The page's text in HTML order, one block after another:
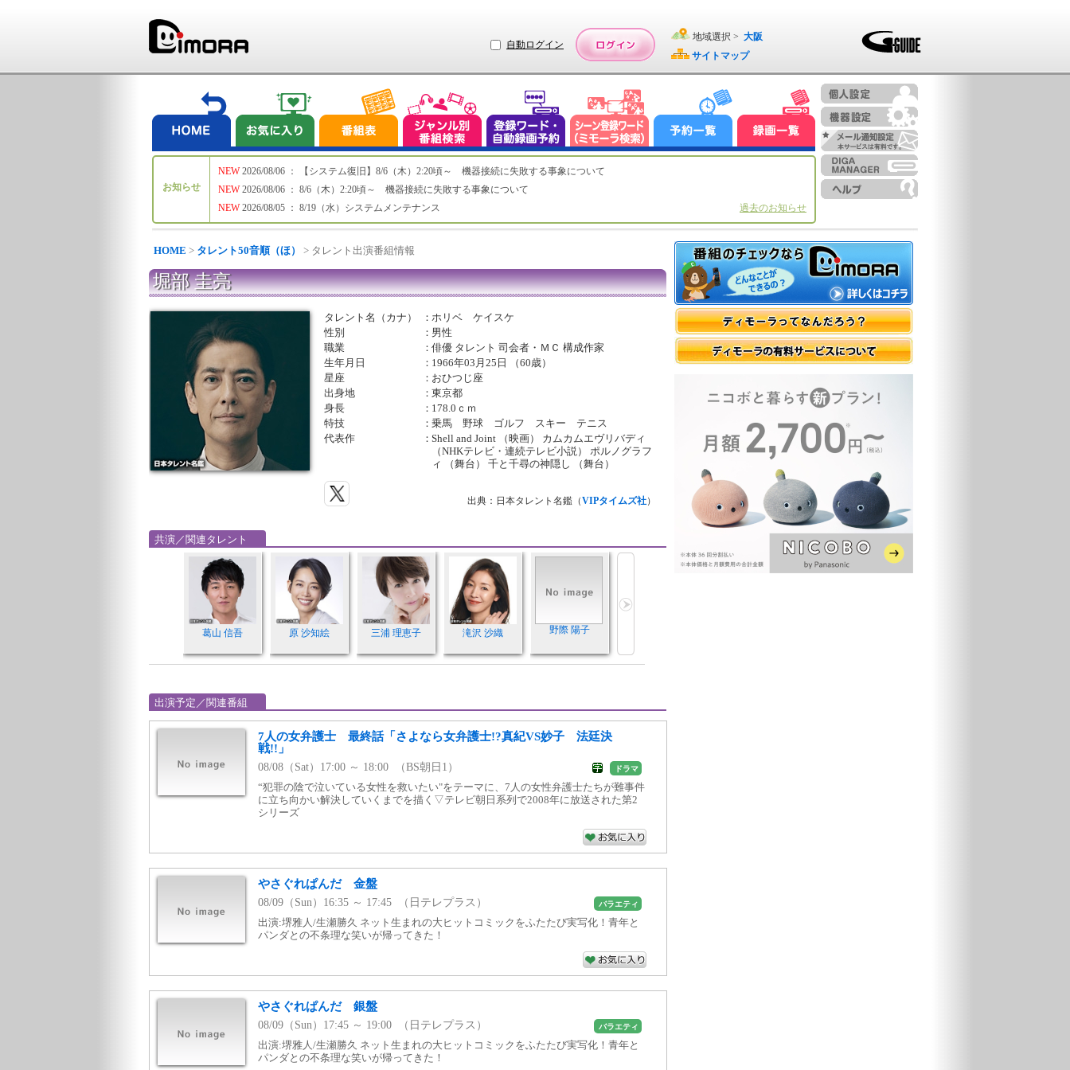
自動ログイン
地域選択 > 大阪
サイトマップ
お知らせ
NEW
NEW
NEW
2026/08/06 ： 【システム復旧】8/6（木）2:20頃～ 機器接続に失敗する事象について
2026/08/06 ： 8/6（木）2:20頃～ 機器接続に失敗する事象について
2026/08/05 ： 8/19（水）システムメンテナンス
過去のお知らせ
HOME > タレント50音順（ほ） > タレント出演番組情報
堀部 圭亮
タレント名（カナ） ：ホリベ ケイスケ
性別
： 男性
職業
：俳優 タレント 司会者・ＭＣ 構成作家
生年月日
： 1966年03月25日 （60歳）
星座
： おひつじ座
出身地
：東京都
身長
： 178.0ｃｍ
特技
：乗馬 野球 ゴルフ スキー テニス
代表作
：Shell and Joint （映画） カムカムエヴリバディ
（NHKテレビ・連続テレビ小説） ポルノグラフ
ィ （舞台） 千と千尋の神隠し （舞台）
出典：日本タレント名鑑（VIPタイムズ社）
共演／関連タレント
葛山 信吾 原 沙知絵 三浦 理恵子 滝沢 沙織 野際 陽子
出演予定／関連番組
7人の女弁護士 最終話「さよなら女弁護士!?真紀VS妙子 法廷決
戦!!」
08/08（Sat）17:00 ～ 18:00 （BS朝日1） ドラマ
“犯罪の陰で泣いている女性を救いたい"をテーマに、7人の女性弁護士たちが難事件
に立ち向かい解決していくまでを描く▽テレビ朝日系列で2008年に放送された第2
シリーズ
やさぐれぱんだ 金盤
08/09（Sun）16:35 ～ 17:45 （日テレプラス） バラエティ
出演:堺雅人/生瀬勝久 ネット生まれの大ヒットコミックをふたたび実写化！青年と
パンダとの不条理な笑いが帰ってきた！
やさぐれぱんだ 銀盤
08/09（Sun）17:45 ～ 19:00 （日テレプラス） バラエティ
出演:堺雅人/生瀬勝久 ネット生まれの大ヒットコミックをふたたび実写化！青年と
パンダとの不条理な笑いが帰ってきた！